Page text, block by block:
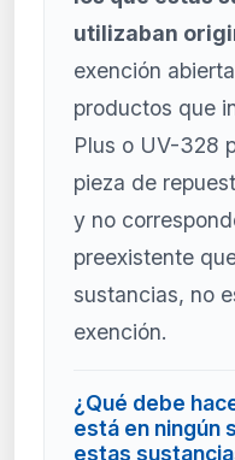
utilizaban
exención
productos que
Plus o UV-328
pieza de
y no
preexistente
sustancias, no
exención.
¿Qué debe
está en ningún
estas